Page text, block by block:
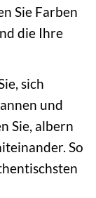
Sie Farben
die Ihre
sich
und
Sie, albern
So